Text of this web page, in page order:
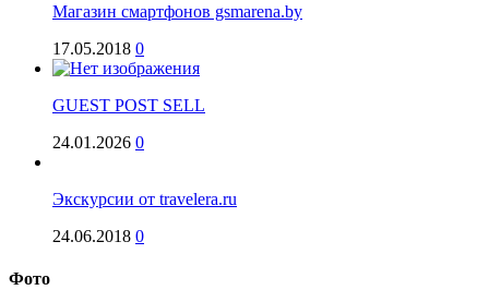
Магазин смартфонов gsmarena.by
17.05.2018 0
GUEST POST SELL
24.01.2026 0
Экскурсии от travelera.ru
24.06.2018 0
Фото